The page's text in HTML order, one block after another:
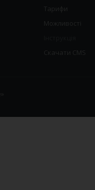
Тарифи
Можливості
Скачати CMS